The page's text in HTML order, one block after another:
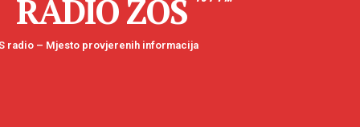
RADIO ZOS
radio – Mjesto provjerenih informacija